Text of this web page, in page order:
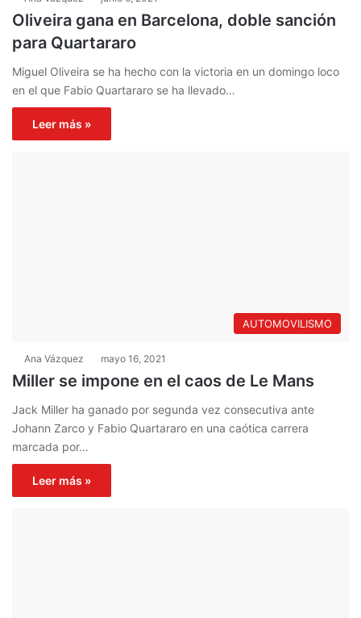
Oliveira gana en Barcelona, doble sanción
para Quartararo
Miguel Oliveira se ha hecho con la victoria en un domingo loco
en el que Fabio Quartararo se ha llevado…
Leer más »
AUTOMOVILISMO
Ana Vázquez mayo 16, 2021
Miller se impone en el caos de Le Mans
Jack Miller ha ganado por segunda vez consecutiva ante
Johann Zarco y Fabio Quartararo en una caótica carrera
marcada por…
Leer más »